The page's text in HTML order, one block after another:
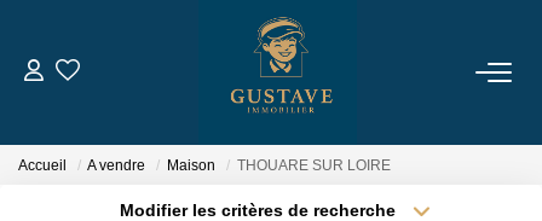
ACHETER
Accueil A vendre Maison THOUARE SUR LOIRE
Modifier les critères de recherche